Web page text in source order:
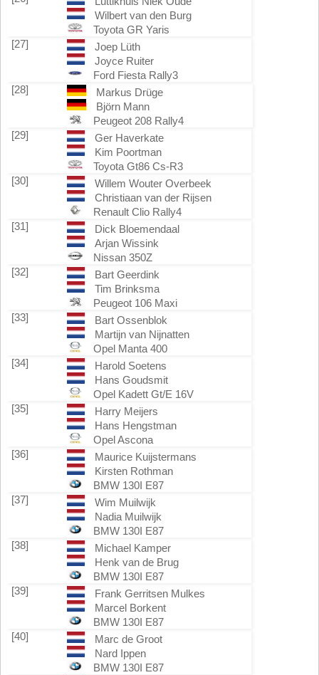
Wilbert van den Burg
Toyota GR Yaris
[27]
Joep Lüth
Joyce Ruiter
Ford Fiesta Rally3
[28]
Markus Drüge
Björn Mann
Peugeot 208 Rally4
[29]
Ger Haverkate
Kim Poortman
Toyota Gt86 Cs-R3
[30]
Willem Wouter Overbeek
Christiaan van der Rijsen
Renault Clio Rally4
[31]
Dick Bloemendaal
Arjan Wissink
Nissan 350Z
[32]
Bart Geerdink
Tim Brinksma
Peugeot 106 Maxi
[33]
Bart Ossenblok
Martijn van Nijnatten
Opel Manta 400
[34]
Harold Soetens
Hans Goudsmit
Opel Kadett Gt/E 16V
[35]
Harry Meijers
Hans Hengstman
Opel Ascona
[36]
Maurice Kuijstermans
Kirsten Rothman
BMW 130I E87
[37]
Wim Muilwijk
Nadia Muilwijk
BMW 130I E87
[38]
Michael Kamper
Henk van de Brug
BMW 130I E87
[39]
Frank Gerritsen Mulkes
Marcel Borkent
BMW 130I E87
[40]
Marc de Groot
Nard Ippen
BMW 130I E87